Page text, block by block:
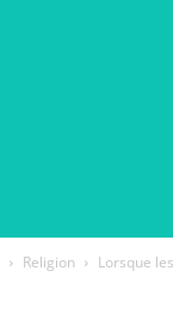
Religion Lorsque